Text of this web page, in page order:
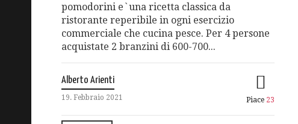
pomodorini e`una ricetta classica da
ristorante reperibile in ogni esercizio
commerciale che cucina pesce. Per 4 persone
acquistate 2 branzini di 600-700...
Alberto Arienti
19. Febbraio 2021 Piace 23